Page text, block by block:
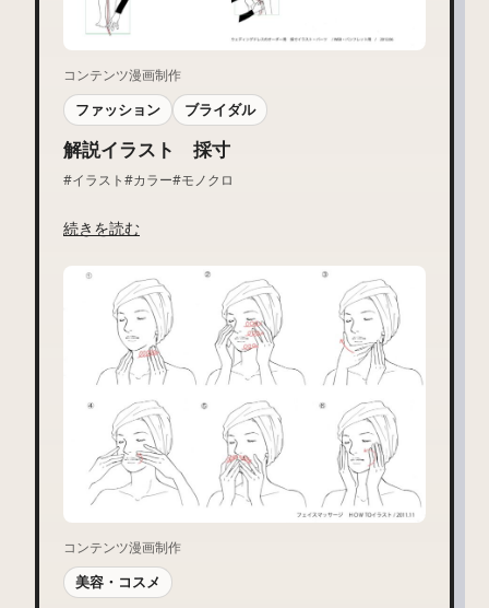
コンテンツ漫画制作
ファッション ブライダル
解説イラスト 採寸
#イラスト#カラー#モノクロ
続きを読む
コンテンツ漫画制作
美容・コスメ